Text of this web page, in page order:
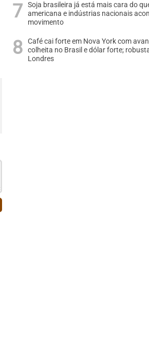
Soja brasileira já está mais cara do
americana e indústrias nacionais
movimento
Café cai forte em Nova York com
colheita no Brasil e dólar forte;
Londres